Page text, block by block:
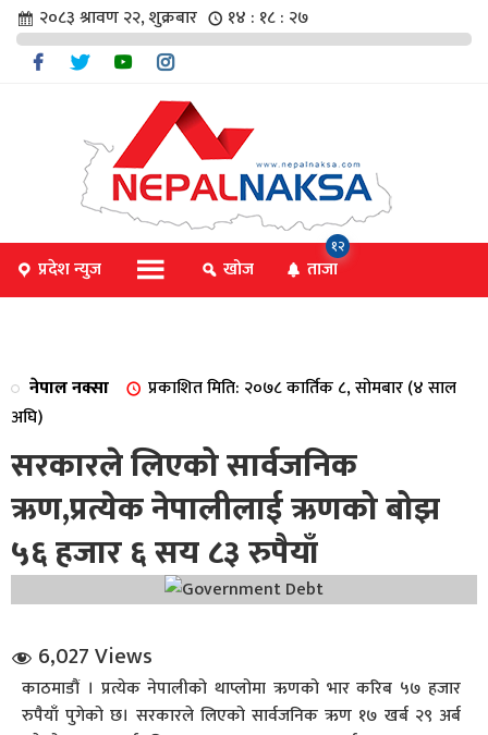
संवाद
२०८३ श्रावण २२, शुक्रबार १४ : १८ : २७
प्रदेश न्युज खोज ताजा
१२
नेपाल नक्सा
प्रकाशित मिति: २०७८ कार्तिक ८, सोमबार (४ साल
अघि)
सरकारले लिएको सार्वजनिक
ऋण,प्रत्येक नेपालीलाई ऋणको बोझ
५६ हजार ६ सय ८३ रुपैयाँ
6,027 Views
काठमाडौं । प्रत्येक नेपालीको थाप्लोमा ऋणको भार करिब ५७ हजार
रुपैयाँ पुगेको छ। सरकारले लिएको सार्वजनिक ऋण १७ खर्ब २९ अर्ब